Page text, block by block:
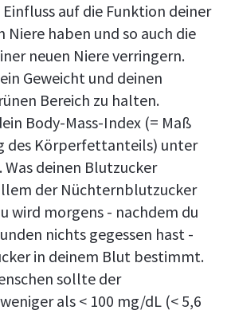
auf die Funktion deiner
haben und so auch die
neuen Niere verringern.
Geweicht und deinen
Bereich zu halten.
Body-Mass-Index (= Maß
des Körperfettanteils) unter
Was deinen Blutzucker
der Nüchternblutzucker
wird morgens - nachdem du
nichts gegessen hast -
in deinem Blut bestimmt.
sollte der
als < 100 mg/dL (< 5,6